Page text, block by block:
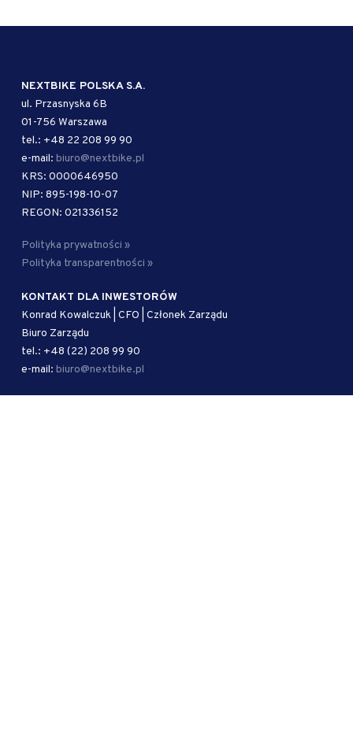
NEXTBIKE POLSKA S.A.
ul. Przasnyska 6B
01-756 Warszawa
tel.: +48 22 208 99 90
e-mail: biuro@nextbike.pl
KRS: 0000646950
NIP: 895-198-10-07
REGON: 021336152
Polityka prywatności »
Polityka transparentności »
KONTAKT DLA INWESTORÓW
Konrad Kowalczuk | CFO | Członek Zarządu
Biuro Zarządu
tel.: +48 (22) 208 99 90
e-mail: biuro@nextbike.pl